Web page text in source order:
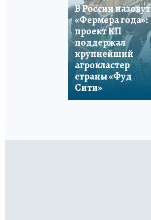
В России назовут
«Фермера года»:
проект КП
поддержал
крупнейший
агрокластер
страны «Фуд
Сити»